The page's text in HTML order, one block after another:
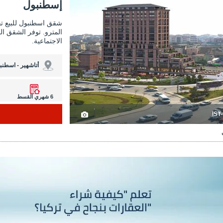
إسطنبول
شقق اسطنبول للبيع
المترو. توفر الشقق
الاجتماعية.
أتاشهير -
6 شهري القسط